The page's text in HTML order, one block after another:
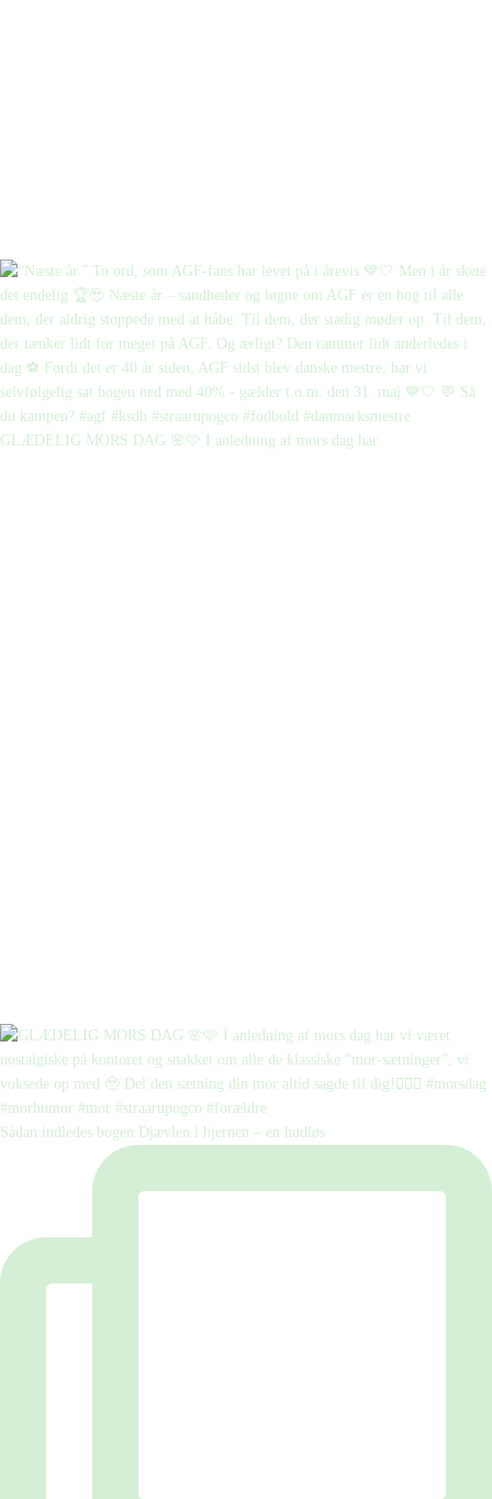
GLÆDELIG MORS DAG 🌸🩷 I anledning af mors dag har
Sådan indledes bogen Djævlen i hjernen – en hudløs